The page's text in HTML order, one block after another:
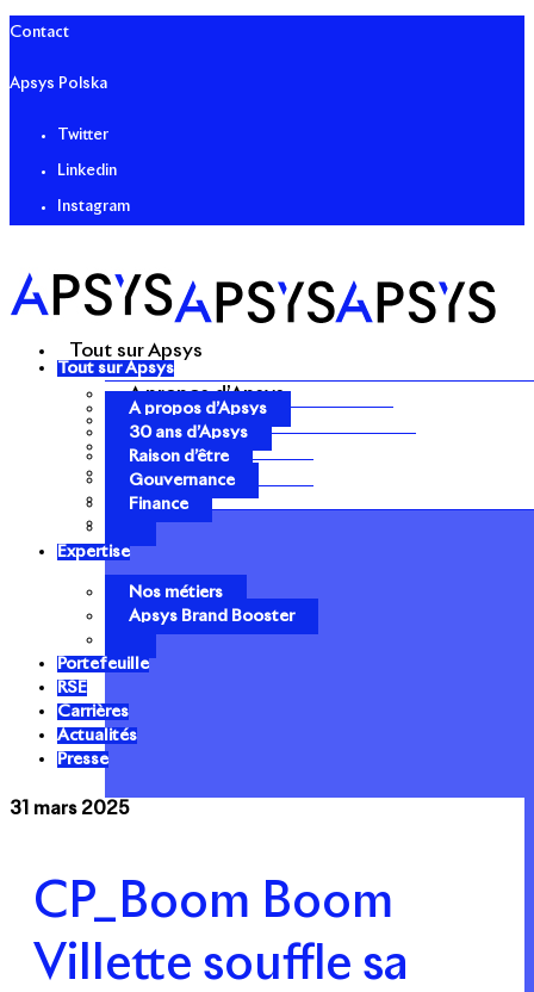
Contact
Apsys Polska
Twitter
Linkedin
Instagram
Tout sur Apsys
A propos d’Apsys
30 ans d’Apsys
Raison d’être
Gouvernance
Finance
Tout sur Apsys
A propos d’Apsys
30 ans d’Apsys
Raison d’être
Gouvernance
Finance
Expertise
Nos métiers
Apsys Brand Booster
Portefeuille
RSE
Carrières
Actualités
Presse
31 mars 2025
CP_Boom Boom
Villette souffle sa